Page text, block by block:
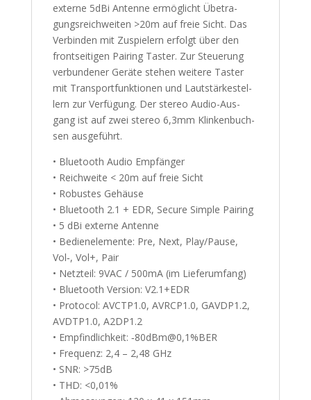
exter­ne 5dBi Anten­ne ermög­licht Übetra­
gungs­reich­wei­ten >20m auf freie Sicht. Das
Ver­bin­den mit Zuspie­lern erfolgt über den
front­sei­ti­gen Pai­ring Tas­ter. Zur Steue­rung
ver­bun­de­ner Gerä­te ste­hen wei­te­re Tas­ter
mit Trans­port­funk­tio­nen und Laut­stär­kestel­
lern zur Ver­fü­gung. Der ste­reo Audio-Aus­
gang ist auf zwei ste­reo 6,3mm Klin­ken­buch­
sen ausgeführt.
• Blue­tooth Audio Empfänger
• Reich­wei­te < 20m auf freie Sicht
• Robus­tes Gehäuse
• Blue­tooth 2.1 + EDR, Secu­re Simp­le Pairing
• 5 dBi exter­ne Antenne
• Bedien­ele­men­te: Pre, Next, Play/Pause,
Vol‑, Vol+, Pair
• Netz­teil: 9VAC / 500mA (im Lieferumfang)
• Blue­tooth Ver­si­on: V2.1+EDR
• Pro­to­col: AVCTP1.0, AVRCP1.0, GAVDP1.2,
AVDTP1.0, A2DP1.2
• Emp­find­lich­keit: ‑80dBm@0,1%BER
• Fre­quenz: 2,4 – 2,48 GHz
• SNR: >75dB
• THD: <0,01%